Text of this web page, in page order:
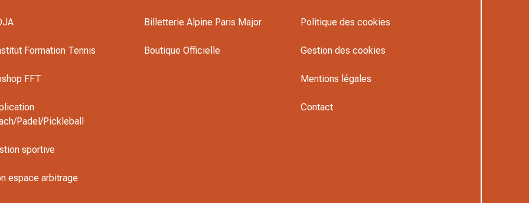
Formation Tennis
FFT
Padel/Pickleball
sportive
espace arbitrage
Billetterie Alpine Paris Major
Boutique Officielle
Politique des cookies
Gestion des cookies
Mentions légales
Contact